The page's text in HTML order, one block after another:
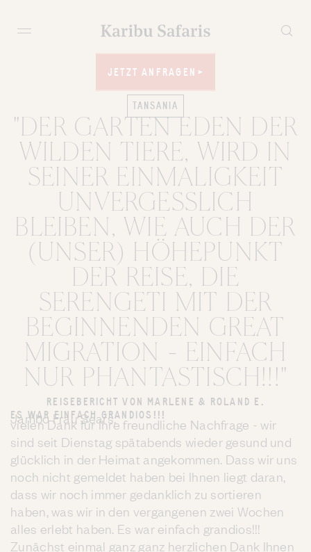
JETZT ANFRAGEN
JETZT ANFRAGEN
TANSANIA
"DER GARTEN EDEN DER
WILDEN TIERE, WIRD IN
SEINER EINMALIGKEIT
UNVERGESSLICH
BLEIBEN, WIE AUCH DER
(UNSER) HÖHEPUNKT
DER REISE, DIE
SERENGETI MIT DER
BEGINNENDEN GREAT
MIGRATION - EINFACH
NUR PHANTASTISCH!!!"
REISEBERICHT VON MARLENE & ROLAND E.
ES WAR EINFACH GRANDIOS!!!
Jambo Frau Sears,
vielen Dank für Ihre freundliche Nachfrage - wir
sind seit Dienstag spätabends wieder gesund und
glücklich in der Heimat angekommen. Dass wir uns
noch nicht gemeldet haben bei Ihnen liegt daran,
dass wir noch immer gedanklich zu sortieren
haben, was wir in den vergangenen zwei Wochen
alles erlebt haben. Es war einfach grandios!!!
Zunächst einmal ganz ganz herzlichen Dank Ihnen